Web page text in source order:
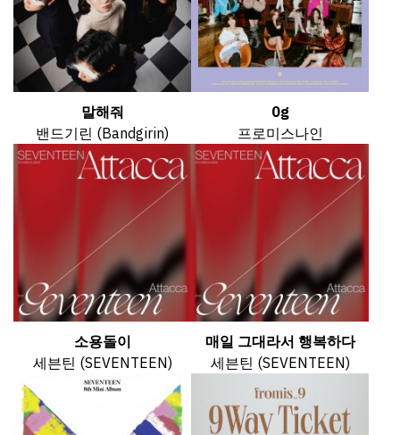
말해줘
밴드기린 (Bandgirin)
0g
프로미스나인
소용돌이
세븐틴 (SEVENTEEN)
매일 그대라서 행복하다
세븐틴 (SEVENTEEN)